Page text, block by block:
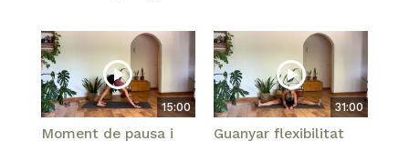
15:00
Moment de pausa i
31:00
Guanyar flexibilitat